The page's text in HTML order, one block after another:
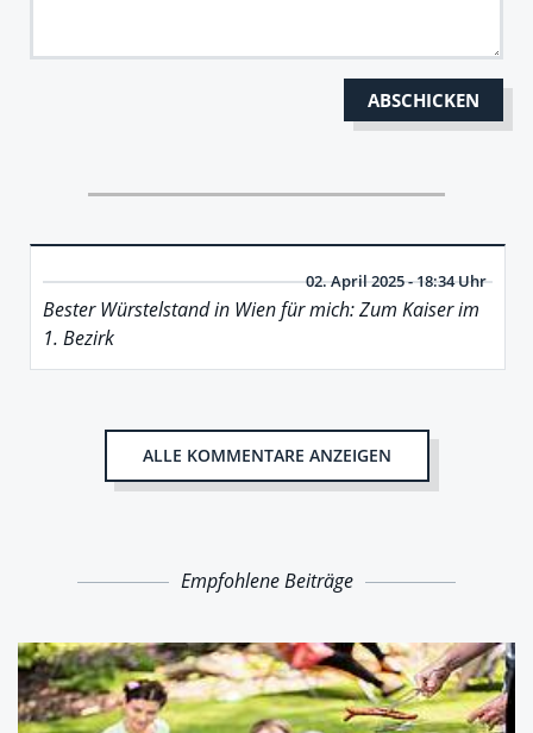
02. April 2025 - 18:34 Uhr
Bester Würstelstand in Wien für mich: Zum Kaiser im
1. Bezirk
ALLE KOMMENTARE ANZEIGEN
Empfohlene Beiträge